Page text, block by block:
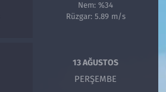
Nem: %34
Rüzgar: 5.89 m/s
13 AĞUSTOS
PERŞEMBE